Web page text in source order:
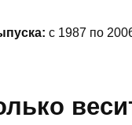
с 1987 по